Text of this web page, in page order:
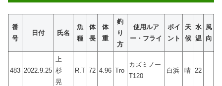
番
号
日付 氏名
魚
種
体
長
体
重
釣
り
方
使用ルア
ー・フライ
ポイ
ント
天
候
水
温
風
向
483 2022.9.25
上
杉
晃
R.T 72 4.96 Tro
カズミノー
T120
白浜 晴 22